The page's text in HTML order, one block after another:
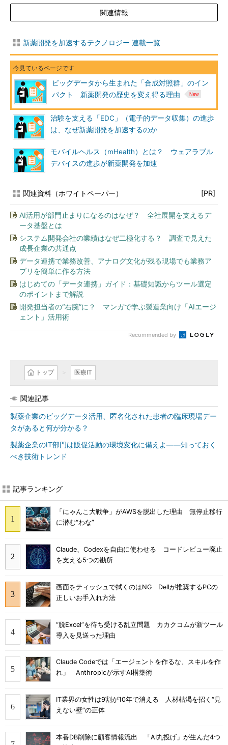
関連情報
新薬開発を加速するテクノロジー 連載一覧
ビッグデータから生まれた「合成対照群」のイン
パクト 新薬開発の歴史を変え得る理由
治験を支える「EDC」（電子的データ収集）の進歩
は、なぜ新薬開発を加速するのか
モバイルヘルス（mHealth）とは？ ウェアラブル
デバイスの進歩が新薬開発を加速
関連資料（ホワイトペーパー） [PR]
AI活用が部門止まりになるのはなぜ？ 全社展開を支えるデ
ータ基盤とは
システム開発会社の業績はなぜ二極化する？ 調査で見えた
成長企業の共通点
データ連携で業務改善、アナログ文化が残る現場でも業務ア
プリを簡単に作る方法
はじめての「データ連携」ガイド：基礎知識からツール選定
のポイントまで解説
開発担当者の“右腕”に？ マンガで学ぶ製造業向け「AIエージ
ェント」活用術
Recommended by
トップ 医療IT
関連記事
製薬企業のビッグデータ活用、匿名化された患者の臨床現場デー
タがあると何が分かる？
製薬企業のIT部門は販促活動の環境変化に備えよ――知っておく
べき技術トレンド
記事ランキング
「にゃんこ大戦争」がAWSを脱出した理由 無停止移行
に潜む“わな”
Claude、Codexを自由に使わせる コードレビュー廃止
を支える5つの勘所
画面をティッシュで拭くのはNG Dellが推奨するPCの
正しいお手入れ方法
“脱Excel”を待ち受ける乱立問題 カカクコムが新ツール
導入を見送った理由
Claude Codeでは「エージェントを作るな、スキルを作
れ」 Anthropicが示すAI構築術
IT業界の女性は9割が10年で消える 人材枯渇を招く“見
えない壁”の正体
本番DB削除に顧客情報流出 「AI丸投げ」が生んだ4つ